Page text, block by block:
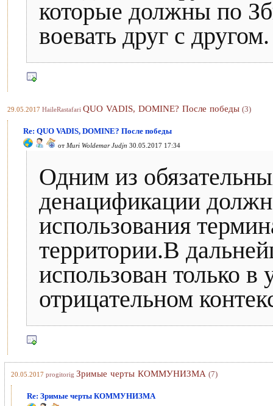
которые должны по
воевать друг с другом.
29.05.2017 HaileRastafari QUO VADIS, DOMINE? После победы (3)
Re: QUO VADIS, DOMINE? После победы
от Muri Woldemar Judjn 30.05.2017 17:34
Одним из
денацификации
использования
территории.В
использован только в
отрицательном
20.05.2017 progitorig Зримые черты КОММУНИЗМА (7)
Re: Зримые черты КОММУНИЗМА